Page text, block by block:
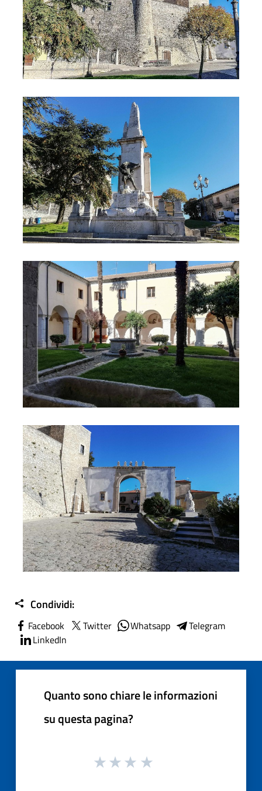
© sistemairpinia
© sistemairpinia
© sistemairpinia
Condividi:
Facebook Twitter Whatsapp
Telegram
LinkedIn
Quanto sono chiare le informazioni
su questa pagina?